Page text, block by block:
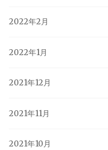
2022年2月
2022年1月
2021年12月
2021年11月
2021年10月